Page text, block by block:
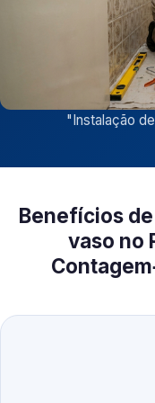
"Instalação
Benefícios
vaso no